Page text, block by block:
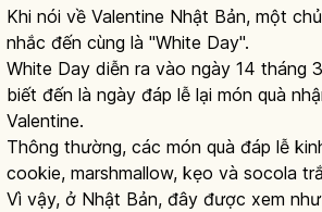
Khi nói về Valentine Nhật Bản, một
nhắc đến cùng là "White Day".
White Day diễn ra vào ngày 14 tháng
biết đến là ngày đáp lễ lại món quà
Valentine.
Thông thường, các món quà đáp lễ
cookie, marshmallow, kẹo và socola
Vì vậy, ở Nhật Bản, đây được xem